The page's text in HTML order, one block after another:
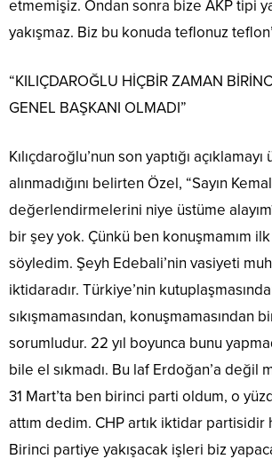
etmemişiz. Ondan sonra bize AKP tipi
yakışmaz. Biz bu konuda teflonuz
“KILIÇDAROĞLU HİÇBİR ZAMAN
GENEL BAŞKANI OLMADI”
Kılıçdaroğlu’nun son yaptığı
alınmadığını belirten Özel, “Sayın
değerlendirmelerini niye üstüme
bir şey yok. Çünkü ben konuşmamım
söyledim. Şeyh Edebali’nin vasiyeti
iktidaradır. Türkiye’nin
sıkışmamasından, konuşmamasından
sorumludur. 22 yıl boyunca bunu
bile el sıkmadı. Bu laf Erdoğan’a değil
31 Mart’ta ben birinci parti oldum, o
attım dedim. CHP artık iktidar partisidir
Birinci partiye yakışacak işleri biz